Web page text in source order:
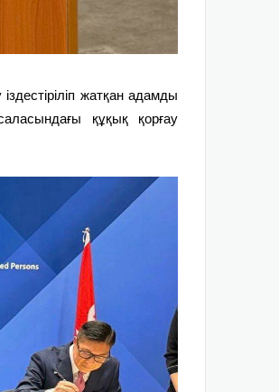
жатқан адамды
құқық қорғау